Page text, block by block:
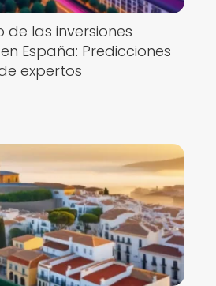
de las inversiones
España: Predicciones
expertos